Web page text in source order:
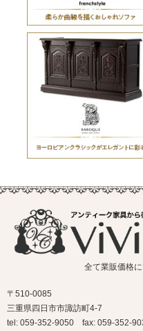
全て業販価格に
〒510-0085
三重県四日市市諏訪町4-7
tel: 059-352-9050 fax: 059-352-